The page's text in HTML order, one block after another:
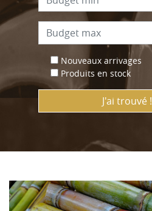
Nouveaux arrivages
Produits en stock
J'ai trouvé !